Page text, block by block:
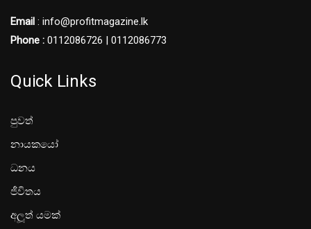
Email : info@profitmagazine.lk
Phone : 0112086726 | 0112086773
Quick Links
පුවත්
නායකයෝ
ධනය
ජීවිතය
අලූත් යමක්